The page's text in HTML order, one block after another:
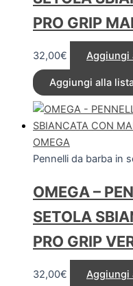
PRO GRIP
32,00€ Aggiungi
Aggiungi alla
OMEGA
Pennelli da barba in
OMEGA –
SETOLA
PRO GRIP
32,00€ Aggiungi